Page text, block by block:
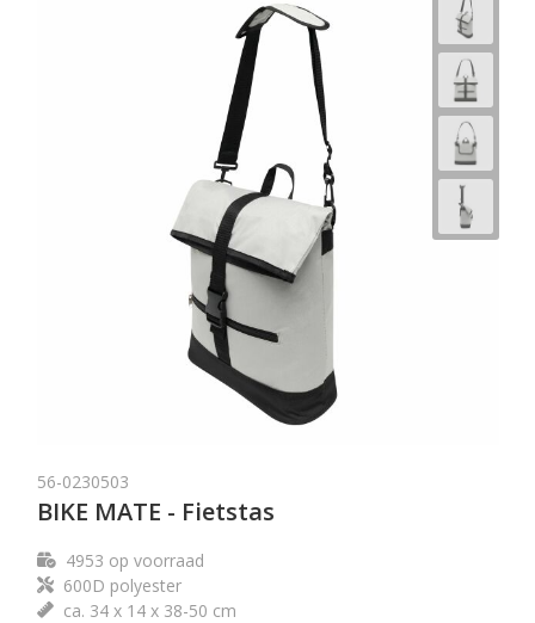
56-0230503
BIKE MATE - Fietstas
4953 op voorraad
600D polyester
ca. 34 x 14 x 38-50 cm